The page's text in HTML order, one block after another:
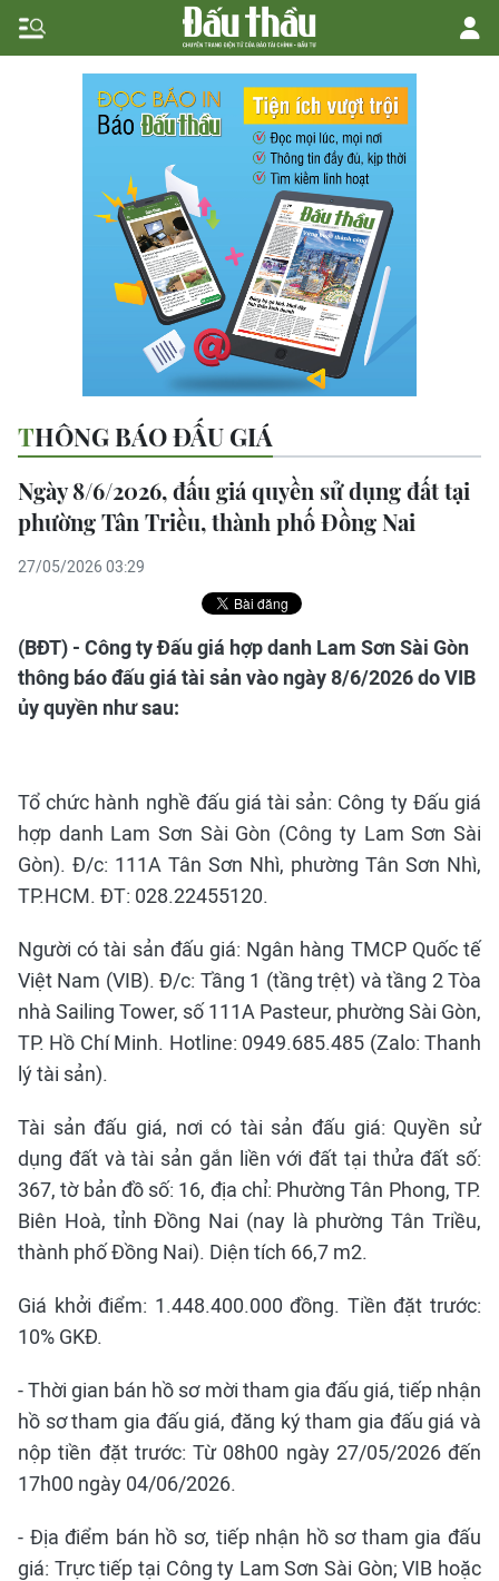
THÔNG BÁO ĐẤU GIÁ
Ngày 8/6/2026, đấu giá quyền sử dụng đất tại
phường Tân Triều, thành phố Đồng Nai
27/05/2026 03:29
(BĐT) - Công ty Đấu giá hợp danh Lam Sơn Sài Gòn
thông báo đấu giá tài sản vào ngày 8/6/2026 do VIB
ủy quyền như sau:
Tổ chức hành nghề đấu giá tài sản: Công ty Đấu giá
hợp danh Lam Sơn Sài Gòn (Công ty Lam Sơn Sài
Gòn). Đ/c: 111A Tân Sơn Nhì, phường Tân Sơn Nhì,
TP.HCM. ĐT: 028.22455120.
Người có tài sản đấu giá: Ngân hàng TMCP Quốc tế
Việt Nam (VIB). Đ/c: Tầng 1 (tầng trệt) và tầng 2 Tòa
nhà Sailing Tower, số 111A Pasteur, phường Sài Gòn,
TP. Hồ Chí Minh. Hotline: 0949.685.485 (Zalo: Thanh
lý tài sản).
Tài sản đấu giá, nơi có tài sản đấu giá: Quyền sử
dụng đất và tài sản gắn liền với đất tại thửa đất số:
367, tờ bản đồ số: 16, địa chỉ: Phường Tân Phong, TP.
Biên Hoà, tỉnh Đồng Nai (nay là phường Tân Triều,
thành phố Đồng Nai). Diện tích 66,7 m2.
Giá khởi điểm: 1.448.400.000 đồng. Tiền đặt trước:
10% GKĐ.
- Thời gian bán hồ sơ mời tham gia đấu giá, tiếp nhận
hồ sơ tham gia đấu giá, đăng ký tham gia đấu giá và
nộp tiền đặt trước: Từ 08h00 ngày 27/05/2026 đến
17h00 ngày 04/06/2026.
- Địa điểm bán hồ sơ, tiếp nhận hồ sơ tham gia đấu
giá: Trực tiếp tại Công ty Lam Sơn Sài Gòn; VIB hoặc